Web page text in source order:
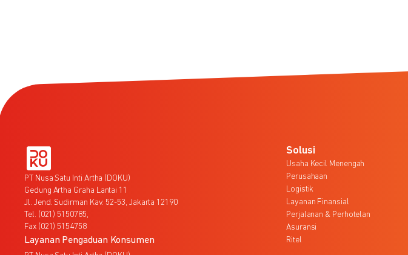
PT Nusa Satu Inti Artha (DOKU)
Gedung Artha Graha Lantai 11
Jl. Jend. Sudirman Kav. 52-53, Jakarta 12190
Tel. (021) 5150785,
Fax (021) 5154758
Layanan Pengaduan Konsumen
Solusi
Usaha Kecil Menengah
Perusahaan
Logistik
Layanan Finansial
Perjalanan & Perhotelan
Asuransi
Ritel